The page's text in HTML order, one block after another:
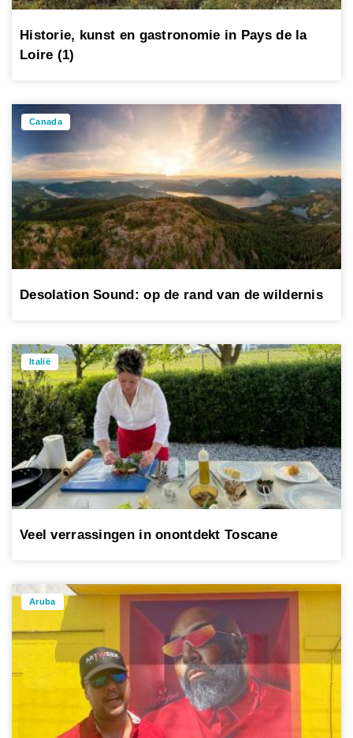
Historie, kunst en gastronomie in Pays de la
Loire (1)
Canada
Desolation Sound: op de rand van de wildernis
Italië
Veel verrassingen in onontdekt Toscane
Aruba